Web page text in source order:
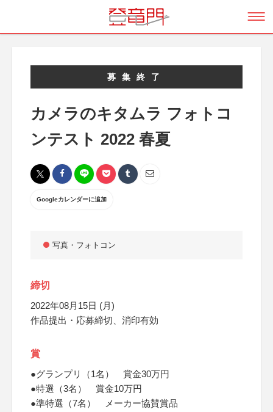
募集終了
カメラのキタムラ フォトコ
ンテスト 2022 春夏
Googleカレンダーに追加
写真・フォトコン
締切
2022年08月15日 (月)
作品提出・応募締切、消印有効
賞
●グランプリ（1名） 賞金30万円
●特選（3名） 賞金10万円
●準特選（7名） メーカー協賛賞品